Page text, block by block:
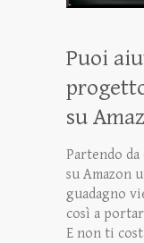
Puoi
su
Partendo
su Amazon
guadagno
così a
E non ti